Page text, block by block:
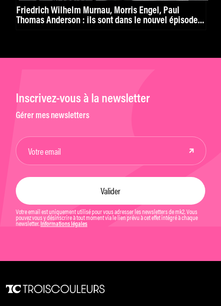
Friedrich Wilhelm Murnau, Morris Engel, Paul
Thomas Anderson : ils sont dans le nouvel épisode
Inscrivez-vous à la newsletter
Gérer mes newsletters
Votre email est uniquement utilisé pour vous adresser les newsletters de mk2. Vous
pouvez vous y désinscrire à tout moment via le lien prévu à cet effet intégré à chaque
newsletter. Informations légales